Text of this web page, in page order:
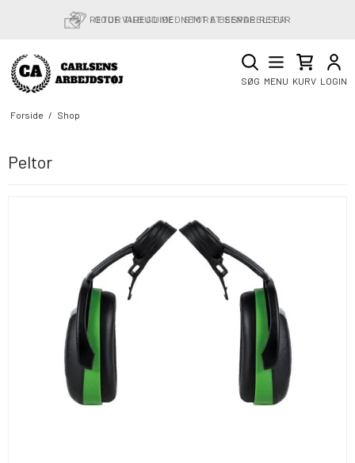
GODE TILBUD MED STORE BESPARELSER
RETURVAREGUIDE: NEMT AT SENDE RETUR
SØG MENU KURV LOGIN
Forside / Shop
Peltor